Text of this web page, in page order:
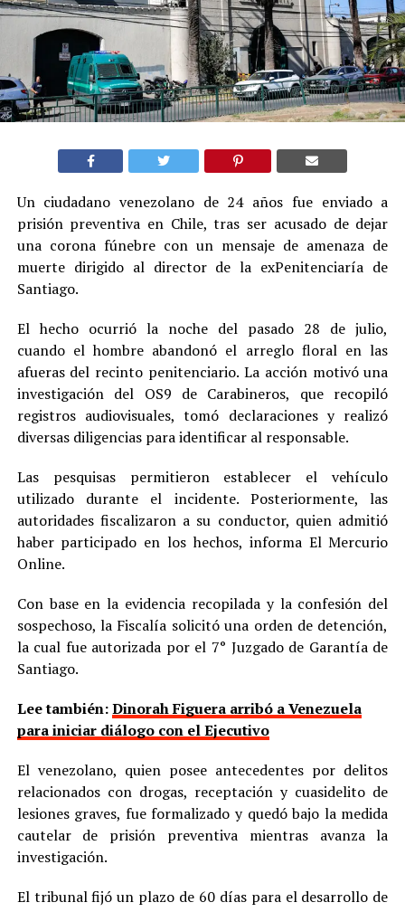
Un ciudadano venezolano de 24 años fue enviado a
prisión preventiva en Chile, tras ser acusado de dejar
una corona fúnebre con un mensaje de amenaza de
muerte dirigido al director de la exPenitenciaría de
Santiago.
El hecho ocurrió la noche del pasado 28 de julio,
cuando el hombre abandonó el arreglo floral en las
afueras del recinto penitenciario. La acción motivó una
investigación del OS9 de Carabineros, que recopiló
registros audiovisuales, tomó declaraciones y realizó
diversas diligencias para identificar al responsable.
Las pesquisas permitieron establecer el vehículo
utilizado durante el incidente. Posteriormente, las
autoridades fiscalizaron a su conductor, quien admitió
haber participado en los hechos, informa El Mercurio
Online.
Con base en la evidencia recopilada y la confesión del
sospechoso, la Fiscalía solicitó una orden de detención,
la cual fue autorizada por el 7° Juzgado de Garantía de
Santiago.
Lee también:Dinorah Figuera arribó a Venezuela
para iniciar diálogo con el Ejecutivo
El venezolano, quien posee antecedentes por delitos
relacionados con drogas, receptación y cuasidelito de
lesiones graves, fue formalizado y quedó bajo la medida
cautelar de prisión preventiva mientras avanza la
investigación.
El tribunal fijó un plazo de 60 días para el desarrollo de